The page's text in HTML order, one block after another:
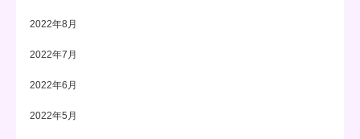
2022年8月
2022年7月
2022年6月
2022年5月